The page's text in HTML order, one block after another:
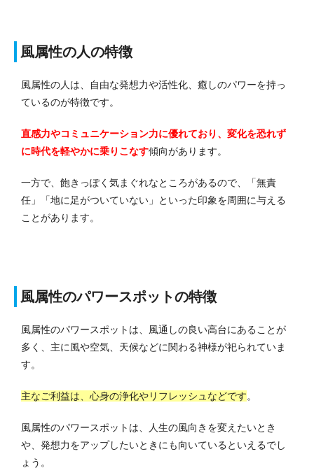
風属性の人の特徴
風属性の人は、自由な発想力や活性化、癒しのパワーを持っ
ているのが特徴です。
直感力やコミュニケーション力に優れており、変化を恐れず
に時代を軽やかに乗りこなす傾向があります。
一方で、飽きっぽく気まぐれなところがあるので、「無責
任」「地に足がついていない」といった印象を周囲に与える
ことがあります。
風属性のパワースポットの特徴
風属性のパワースポットは、風通しの良い高台にあることが
多く、主に風や空気、天候などに関わる神様が祀られていま
す。
主なご利益は、心身の浄化やリフレッシュなどです。
風属性のパワースポットは、人生の風向きを変えたいとき
や、発想力をアップしたいときにも向いているといえるでし
ょう。